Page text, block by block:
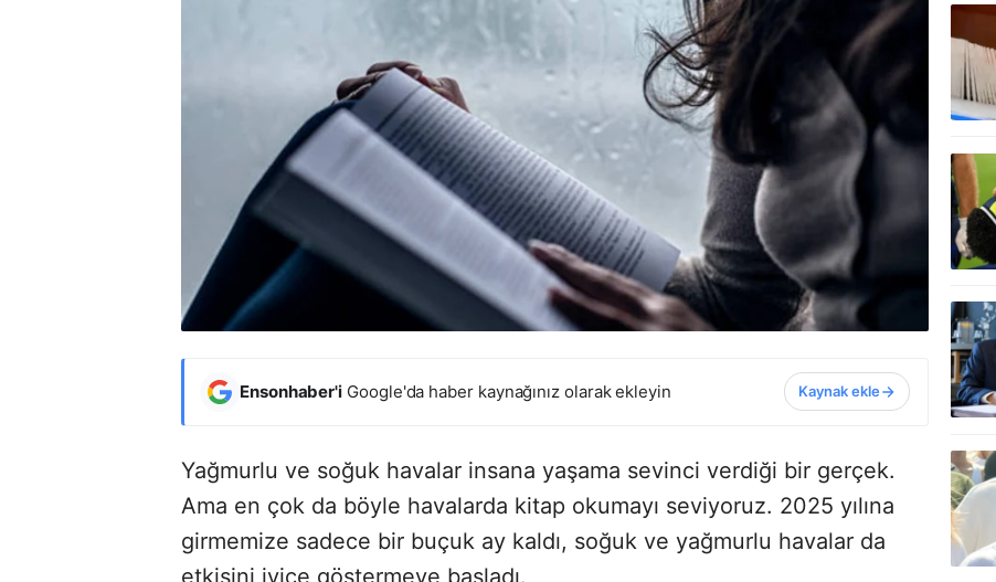
Ensonhaber'i Google'da haber kaynağınız olarak ekleyin Kaynak ekle
Yağmurlu ve soğuk havalar insana yaşama sevinci verdiği bir gerçek.
Ama en çok da böyle havalarda kitap okumayı seviyoruz. 2025 yılına
girmemize sadece bir buçuk ay kaldı, soğuk ve yağmurlu havalar da
etkisini iyice göstermeye başladı.